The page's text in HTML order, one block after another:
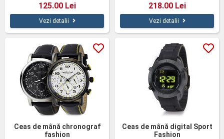
125.00 Lei
Vezi detalii
218.00 Lei
Vezi detalii
Ceas de mână chronograf
fashion
Ceas de mână digital Sport
Fashion